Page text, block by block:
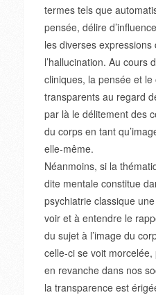
termes tels que
pensée, délire
les diverses
l’hallucination. Au cours
cliniques, la pensée et
transparents au regard
par là le délitement des
du corps en tant
elle-même.
Néanmoins, si la
dite mentale constitue
psychiatrie classique
voir et à entendre le
du sujet à l’image du
celle-ci se voit
en revanche dans nos
la transparence est